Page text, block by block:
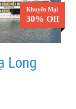
Khuyến Mại
30% Off
Long